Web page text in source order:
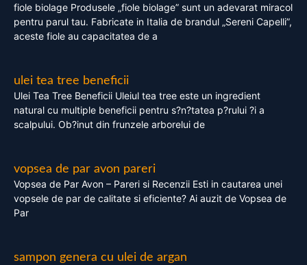
fiole biolage Produsele „fiole biolage” sunt un adevarat miracol
pentru parul tau. Fabricate in Italia de brandul „Sereni Capelli”,
aceste fiole au capacitatea de a
ulei tea tree beneficii
Ulei Tea Tree Beneficii Uleiul tea tree este un ingredient
natural cu multiple beneficii pentru s?n?tatea p?rului ?i a
scalpului. Ob?inut din frunzele arborelui de
vopsea de par avon pareri
Vopsea de Par Avon – Pareri si Recenzii Esti in cautarea unei
vopsele de par de calitate si eficiente? Ai auzit de Vopsea de
Par
sampon genera cu ulei de argan